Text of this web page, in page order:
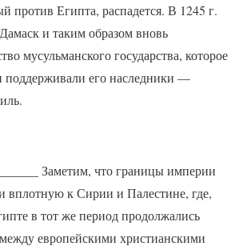
против Египта, распадется. В 1245 г.
и таким образом вновь
мусульманского государства, которое
поддерживали его наследники —
Заметим, что границы империи
вплотную к Сирии и Палестине, где,
в тот же период продолжались
европейскими христианскими